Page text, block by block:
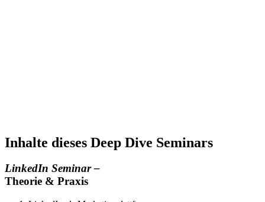
Inhalte dieses Deep Dive Seminars
LinkedIn Seminar –
Theorie & Praxis